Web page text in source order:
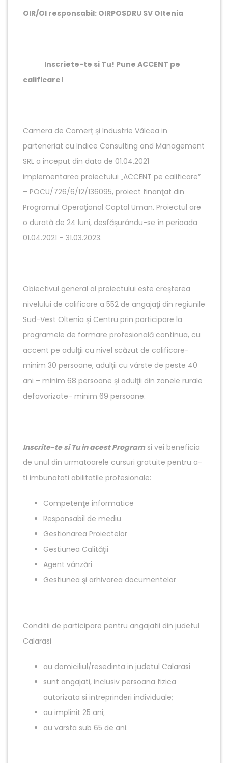
OIR/OI responsabil: OIRPOSDRU SV Oltenia
Inscriete-te si Tu! Pune ACCENT pe
calificare!
Camera de Comerţ şi Industrie Vâlcea in
parteneriat cu Indice Consulting and Management
SRL a inceput din data de 01.04.2021
implementarea proiectului „ACCENT pe calificare”
– POCU/726/6/12/136095, proiect finanţat din
Programul Operaţional Captal Uman. Proiectul are
o durată de 24 luni, desfășurându-se în perioada
01.04.2021 – 31.03.2023.
Obiectivul general al proiectului este creşterea
nivelului de calificare a 552 de angajaţi din regiunile
Sud-Vest Oltenia şi Centru prin participare la
programele de formare profesională continua, cu
accent pe adulţii cu nivel scăzut de calificare-
minim 30 persoane, adulţii cu vârste de peste 40
ani – minim 68 persoane şi adulţii din zonele rurale
defavorizate- minim 69 persoane.
Inscrite-te si Tu in acest Programsi vei beneficia
de unul din urmatoarele cursuri gratuite pentru a-
ti imbunatati abilitatile profesionale:
Competenţe informatice
Responsabil de mediu
Gestionarea Proiectelor
Gestiunea Calităţii
Agent vânzări
Gestiunea şi arhivarea documentelor
Conditii de participare pentru angajatii din judetul
Calarasi
au domiciliul/resedinta in judetul Calarasi
sunt angajati, inclusiv persoana fizica
autorizata si intreprinderi individuale;
au implinit 25 ani;
au varsta sub 65 de ani.